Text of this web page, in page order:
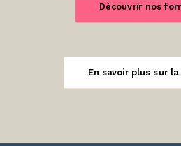
Découvrir nos
En savoir plus sur la